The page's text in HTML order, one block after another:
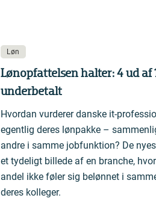
Løn
Lønopfattelsen halter: 4 ud af
underbetalt
Hvordan vurderer danske it-
egentlig deres lønpakke –
andre i samme jobfunktion? De
et tydeligt billede af en branche,
andel ikke føler sig belønnet i
deres kolleger.